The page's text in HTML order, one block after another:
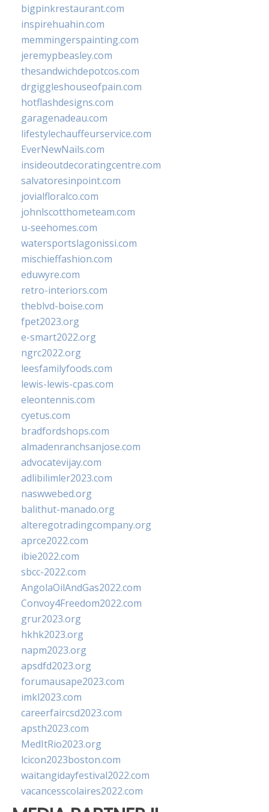
bigpinkrestaurant.com
inspirehuahin.com
memmingerspainting.com
jeremypbeasley.com
thesandwichdepotcos.com
drgiggleshouseofpain.com
hotflashdesigns.com
garagenadeau.com
lifestylechauffeurservice.com
EverNewNails.com
insideoutdecoratingcentre.com
salvatoresinpoint.com
jovialfloralco.com
johnlscotthometeam.com
u-seehomes.com
watersportslagonissi.com
mischieffashion.com
eduwyre.com
retro-interiors.com
theblvd-boise.com
fpet2023.org
e-smart2022.org
ngrc2022.org
leesfamilyfoods.com
lewis-lewis-cpas.com
eleontennis.com
cyetus.com
bradfordshops.com
almadenranchsanjose.com
advocatevijay.com
adlibilimler2023.com
naswwebed.org
balithut-manado.org
alteregotradingcompany.org
aprce2022.com
ibie2022.com
sbcc-2022.com
AngolaOilAndGas2022.com
Convoy4Freedom2022.com
grur2023.org
hkhk2023.org
napm2023.org
apsdfd2023.org
forumausape2023.com
imkl2023.com
careerfaircsd2023.com
apsth2023.com
MedItRio2023.org
lcicon2023boston.com
waitangidayfestival2022.com
vacancesscolaires2022.com